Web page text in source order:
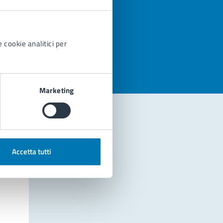
cookie analitici per
Marketing
Accetta tutti